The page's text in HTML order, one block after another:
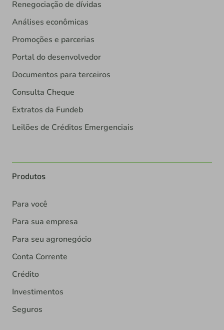
Renegociação de dívidas
Análises econômicas
Promoções e parcerias
Portal do desenvolvedor
Documentos para terceiros
Consulta Cheque
Extratos da Fundeb
Leilões de Créditos Emergenciais
Produtos
Para você
Para sua empresa
Para seu agronegócio
Conta Corrente
Crédito
Investimentos
Seguros